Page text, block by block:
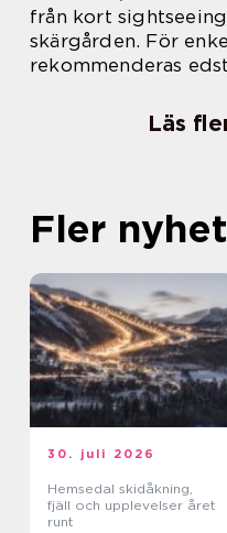
från kort
skärgården. För
rekommenderas
Läs
Fler
30. juli 2026
Hemsedal skidåkning,
fjäll och upplevelser året
runt